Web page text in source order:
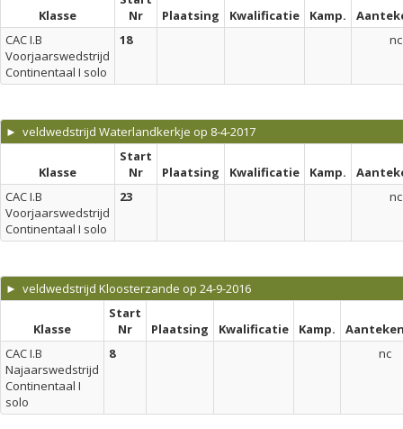
Klasse
Nr
Plaatsing Kwalificatie Kamp.
CAC I.B
Voorjaarswedstrijd
Continentaal I solo
18 nc
► veldwedstrijd Waterlandkerkje op 8-4-2017
Klasse
Start
Nr
Plaatsing Kwalificatie Kamp.
CAC I.B
Voorjaarswedstrijd
Continentaal I solo
23 nc
► veldwedstrijd Kloosterzande op 24-9-2016
Klasse
Start
Nr
Plaatsing Kwalificatie Kamp.
CAC I.B
Najaarswedstrijd
Continentaal I
solo
8 nc